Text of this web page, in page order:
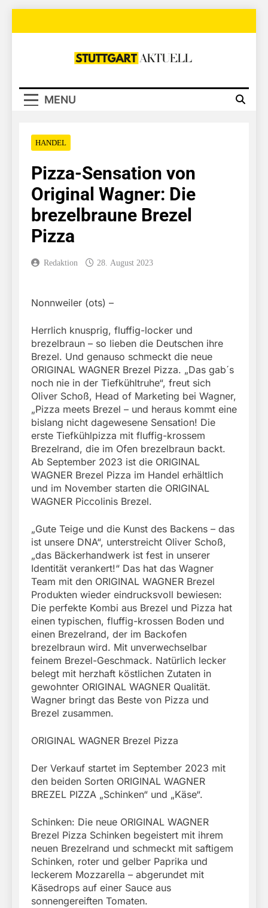
Stuttgart
MENU
HANDEL
Pizza-Sensation von
Original Wagner: Die
brezelbraune Brezel
Pizza
Redaktion 28. August 2023
Nonnweiler (ots) –
Herrlich knusprig, fluffig-locker und
brezelbraun – so lieben die Deutschen ihre
Brezel. Und genauso schmeckt die neue
ORIGINAL WAGNER Brezel Pizza. „Das gab´s
noch nie in der Tiefkühltruhe“, freut sich
Oliver Schoß, Head of Marketing bei Wagner,
„Pizza meets Brezel – und heraus kommt eine
bislang nicht dagewesene Sensation! Die
erste Tiefkühlpizza mit fluffig-krossem
Brezelrand, die im Ofen brezelbraun backt.
Ab September 2023 ist die ORIGINAL
WAGNER Brezel Pizza im Handel erhältlich
und im November starten die ORIGINAL
WAGNER Piccolinis Brezel.
„Gute Teige und die Kunst des Backens – das
ist unsere DNA“, unterstreicht Oliver Schoß,
„das Bäckerhandwerk ist fest in unserer
Identität verankert!“ Das hat das Wagner
Team mit den ORIGINAL WAGNER Brezel
Produkten wieder eindrucksvoll bewiesen:
Die perfekte Kombi aus Brezel und Pizza hat
einen typischen, fluffig-krossen Boden und
einen Brezelrand, der im Backofen
brezelbraun wird. Mit unverwechselbar
feinem Brezel-Geschmack. Natürlich lecker
belegt mit herzhaft köstlichen Zutaten in
gewohnter ORIGINAL WAGNER Qualität.
Wagner bringt das Beste von Pizza und
Brezel zusammen.
ORIGINAL WAGNER Brezel Pizza
Der Verkauf startet im September 2023 mit
den beiden Sorten ORIGINAL WAGNER
BREZEL PIZZA „Schinken“ und „Käse“.
Schinken: Die neue ORIGINAL WAGNER
Brezel Pizza Schinken begeistert mit ihrem
neuen Brezelrand und schmeckt mit saftigem
Schinken, roter und gelber Paprika und
leckerem Mozzarella – abgerundet mit
Käsedrops auf einer Sauce aus
sonnengereiften Tomaten.